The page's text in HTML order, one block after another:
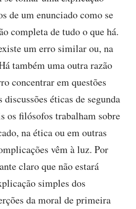
de um enunciado como se
completa de tudo o que há.
um erro similar ou, na
também uma outra razão
concentrar em questões
éticas de segunda
os filósofos trabalham sobre
na ética ou em outras
vêm à luz. Por
claro que não estará
simples dos
da moral de primeira